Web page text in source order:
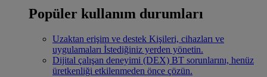
Popüler kullanım durumları
Uzaktan erişim ve destek Kişileri, cihazları ve
uygulamaları İstediğiniz yerden yönetin.
Dijital çalışan deneyimi (DEX) BT sorunlarını, henüz
üretkenliği etkilenmeden önce çözün.